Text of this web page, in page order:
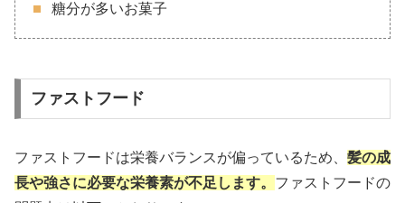
糖分が多いお菓子
ファストフード
ファストフードは栄養バランスが偏っているため、 髪の成
長や強さに必要な栄養素が不足します。 ファストフードの